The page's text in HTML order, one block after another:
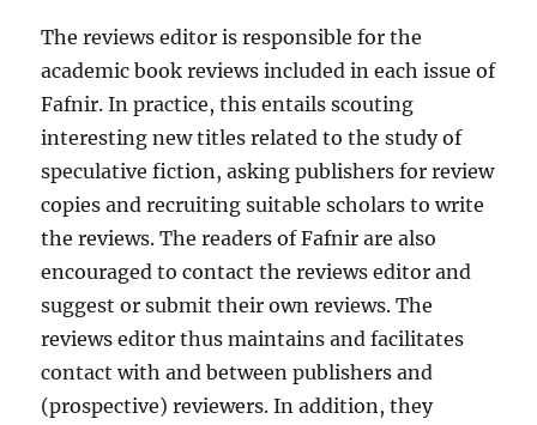
The reviews editor is responsible for the
academic book reviews included in each issue of
Fafnir. In practice, this entails scouting
interesting new titles related to the study of
speculative fiction, asking publishers for review
copies and recruiting suitable scholars to write
the reviews. The readers of Fafnir are also
encouraged to contact the reviews editor and
suggest or submit their own reviews. The
reviews editor thus maintains and facilitates
contact with and between publishers and
(prospective) reviewers. In addition, they